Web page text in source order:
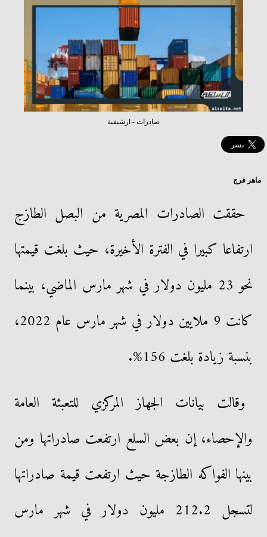
صادرات - ارشيفية
ماهر فرج
حققت الصادرات المصرية من البصل الطازج
ارتفاعا كبيرا في الفترة الأخيرة، حيث بلغت قيمتها
نحو 23 مليون دولار في شهر مارس الماضي، بينما
كانت 9 ملايين دولار في شهر مارس عام 2022،
بنسبة زيادة بلغت 156%.
وقالت بيانات الجهاز المركزي للتعبئة العامة
والإحصاء، إن بعض السلع ارتفعت صادراتها ومن
بينها الفواكه الطازجة حيث ارتفعت قيمة صادراتها
لتسجل 212.2 مليون دولار في شهر مارس